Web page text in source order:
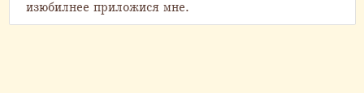
изюбилнее приложися мне.